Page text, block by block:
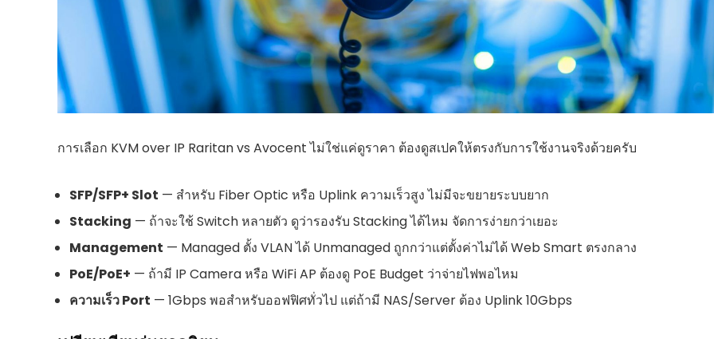
การเลือก KVM over IP Raritan vs Avocent ไม่ใช่แค่ดูราคา ต้องดูสเปคให้ตรงกับการใช้งานจริงด้วยครับ
SFP/SFP+ Slot — สำหรับ Fiber Optic หรือ Uplink ความเร็วสูง ไม่มีจะขยายระบบยาก
Stacking — ถ้าจะใช้ Switch หลายตัว ดูว่ารองรับ Stacking ได้ไหม จัดการง่ายกว่าเยอะ
Management — Managed ตั้ง VLAN ได้ Unmanaged ถูกกว่าแต่ตั้งค่าไม่ได้ Web Smart ตรงกลาง
PoE/PoE+ — ถ้ามี IP Camera หรือ WiFi AP ต้องดู PoE Budget ว่าจ่ายไฟพอไหม
ความเร็ว Port — 1Gbps พอสำหรับออฟฟิศทั่วไป แต่ถ้ามี NAS/Server ต้อง Uplink 10Gbps